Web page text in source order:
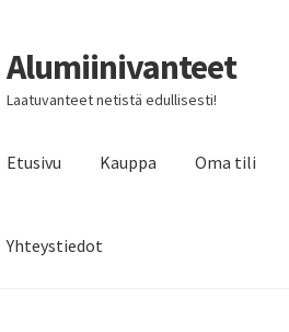
Siirry
navigointiin
Siirry
sisältöön
Alumiinivanteet
Laatuvanteet netistä edullisesti!
Etusivu Kauppa Oma tili
Yhteystiedot